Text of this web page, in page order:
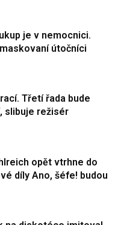
je v nemocnici.
útočníci
Třetí řada bude
slibuje režisér
opět vtrhne do
díly Ano, šéfe! budou